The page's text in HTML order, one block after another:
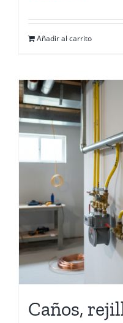
Añadir al carrito
Caños,